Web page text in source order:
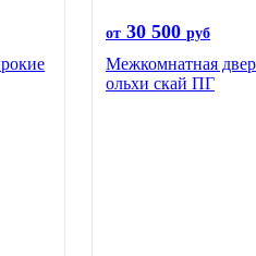
от 30 500 руб
Межкомнатная
ольхи скай ПГ